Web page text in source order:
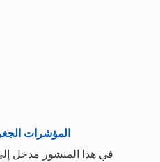
المؤشرات
في هذا المنشور مدخل